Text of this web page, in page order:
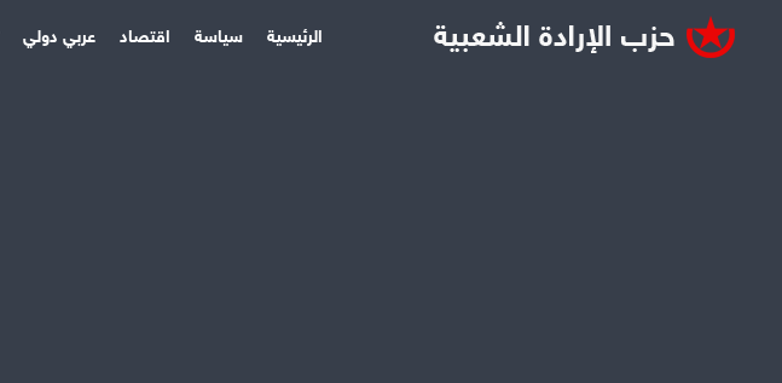
الرئيسية سياسة اقتصاد عربي دولي